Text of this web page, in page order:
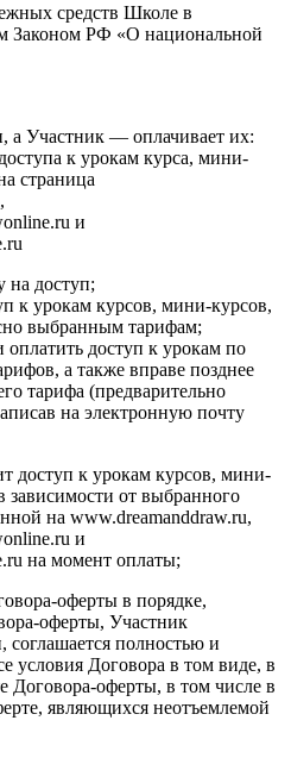
средств Школе в
Законом РФ «О национальной
а Участник — оплачивает их:
к урокам курса, мини-
страница
и
на доступ;
к урокам курсов, мини-курсов,
выбранным тарифам;
доступ к урокам по
а также вправе позднее
тарифа (предварительно
на электронную почту
доступ к урокам курсов, мини-
зависимости от выбранного
на www.dreamanddraw.ru,
и
на момент оплаты;
оферты в порядке,
оферты, Участник
соглашается полностью и
условия Договора в том виде, в
Договора-оферты, в том числе в
являющихся неотъемлемой